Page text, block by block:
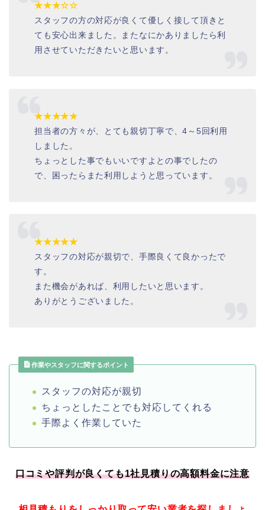
★★★☆☆
スタッフの方の対応が良くて優しく接して頂きと
ても安心出来ました。またなにかありましたら利
用させていただきたいと思います。
★★★★★
担当者の方々が、とても親切丁寧で、4～5回利用
しました。
ちょっとした事でもいいですよとの事でしたの
で、困ったらまた利用しようと思っています。
★★★★★
スタッフの対応が親切で、手際良くて良かったで
す。
また機会があれば、利用したいと思います。
ありがとうございました。
作業やスタッフに関するポイント
スタッフの対応が親切
ちょっとしたことでも対応してくれる
手際よく作業していた
口コミや評判が良くても1社見積りの高額料金に注意